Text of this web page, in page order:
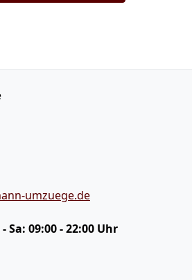
umzuege.de
Sa: 09:00 - 22:00 Uhr